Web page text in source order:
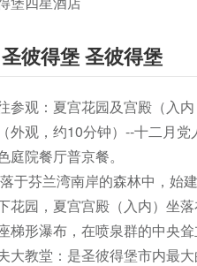
圣彼得堡 圣彼得堡
参观：夏宫花园及宫殿（入
外观，约10分钟）--十二月
庭院餐厅普京餐。
于芬兰湾南岸的森林中，始
花园，夏宫宫殿（入内）坐
梯形瀑布，在喷泉群的中央
大教堂：是圣彼得堡市内最